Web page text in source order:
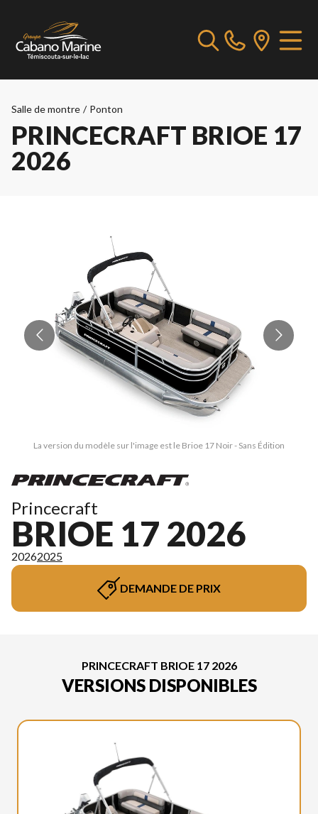
Salle de montre / Ponton
PRINCECRAFT BRIOE 17
2026
La version du modèle sur l'image est le Brioe 17 Noir - Sans Édition
Princecraft
BRIOE 17 2026
20262025
DEMANDE DE PRIX
PRINCECRAFT BRIOE 17 2026
VERSIONS DISPONIBLES